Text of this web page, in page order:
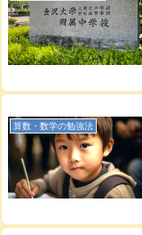
算数・数学の勉強法